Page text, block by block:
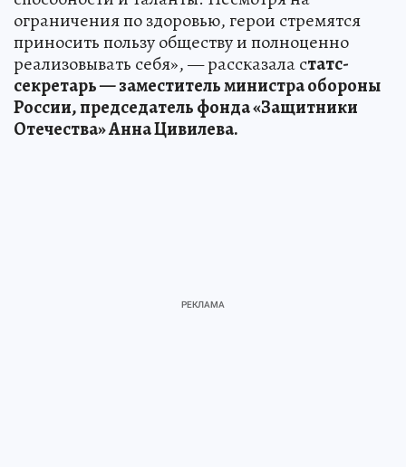
ограничения по здоровью, герои стремятся
приносить пользу обществу и полноценно
реализовывать себя», — рассказала статс-
секретарь — заместитель министра обороны
России, председатель фонда «Защитники
Отечества» Анна Цивилева.